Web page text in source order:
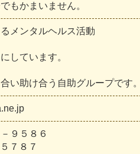
でもかま い ま せん。
る メ ンタルヘルス活動
に してい ま す。
合い助け合 う 自助グループです。
.ne.jp
－ ９ ５ ８ ６
５ ７ ８ ７